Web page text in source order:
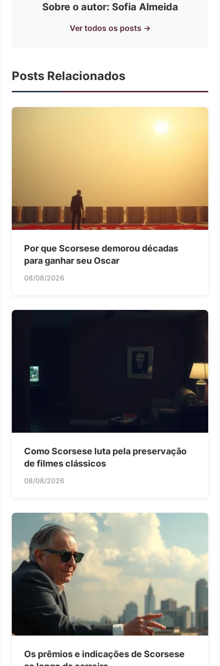
Sobre o autor: Sofia Almeida
Ver todos os posts →
Posts Relacionados
Por que Scorsese demorou décadas
para ganhar seu Oscar
08/08/2026
Como Scorsese luta pela preservação
de filmes clássicos
08/08/2026
Os prêmios e indicações de Scorsese